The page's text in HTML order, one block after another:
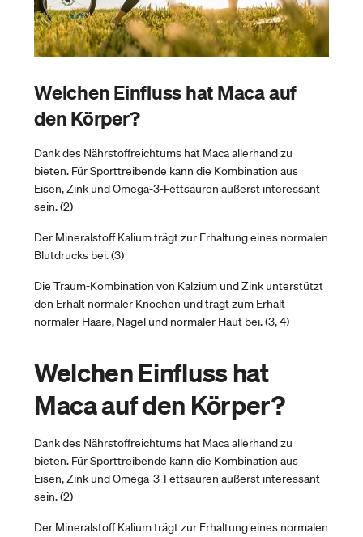
Welchen Einfluss hat Maca auf
den Körper?
Dank des Nährstoffreichtums hat Maca allerhand zu
bieten. Für Sporttreibende kann die Kombination aus
Eisen, Zink und Omega-3-Fettsäuren äußerst interessant
sein. (2)
Der Mineralstoff Kalium trägt zur Erhaltung eines normalen
Blutdrucks bei. (3)
Die Traum-Kombination von Kalzium und Zink unterstützt
den Erhalt normaler Knochen und trägt zum Erhalt
normaler Haare, Nägel und normaler Haut bei. (3, 4)
Welchen Einfluss hat
Maca auf den Körper?
Dank des Nährstoffreichtums hat Maca allerhand zu
bieten. Für Sporttreibende kann die Kombination aus
Eisen, Zink und Omega-3-Fettsäuren äußerst interessant
sein. (2)
Der Mineralstoff Kalium trägt zur Erhaltung eines normalen